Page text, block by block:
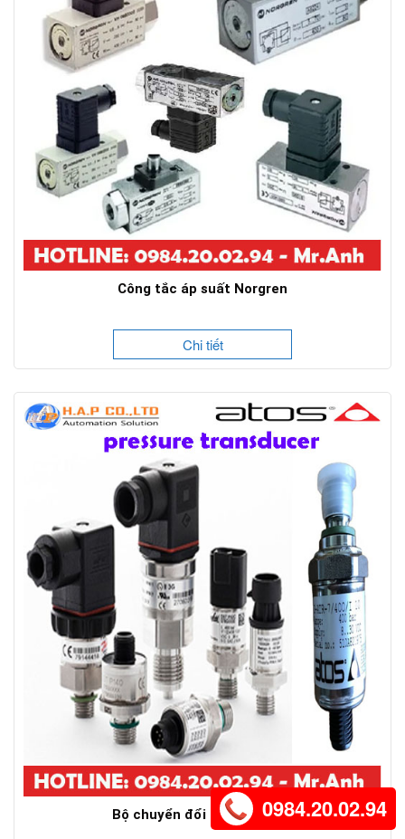
Công tắc áp suất Norgren
Chi tiết
Bộ chuyển đổi áp suất Atos0984.20.02.94